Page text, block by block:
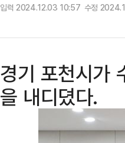
입력 2024.12.03 10:57 수정
경기 포천시가
을 내디뎠다.